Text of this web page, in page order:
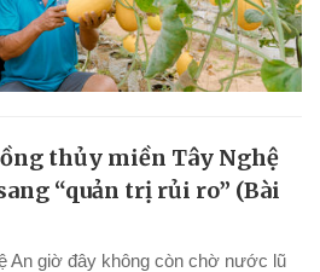
thủy miền Tây Nghệ
“quản trị rủi ro” (Bài
An giờ đây không còn chờ nước lũ